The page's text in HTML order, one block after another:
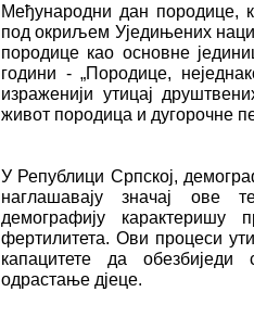
Међународни дан породице,
под окриљем Уједињених
породице као основне
години - „Породице,
израженији утицај
живот породица и дугорочне
У Републици Српској,
наглашавају значај ове
демографију
фертилитета. Ови процеси
капацитете да
одрастање дјеце.